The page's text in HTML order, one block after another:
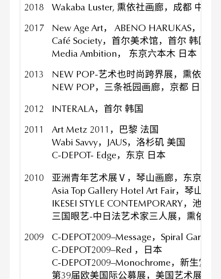
2018
Wakaba Luster, 熏依社画廊，成都 中国
2017
New Age Art， ABENO HARUKAS，大
Café Society，首尔美术馆，首尔 韩国
Media Ambition， 东京六本木 日本
2013
NEW POP-艺术也时尚跨界展，熏依社
NEW POP，三条祗园画廊，京都 日本
2012
INTERALA，首尔 韩国
2011
Art Metz 2011，巴黎 法国
Wabi Savvy，JAUS，洛杉矶 美国
C-DEPOT- Edge，东京 日本
2010
亚洲青年艺术展Ⅴ，琴山画廊，东京 日
Asia Top Gallery Hotel Art Fair，琴山画
IKESEI STYLE CONTEMPORARY，池
三国眼艺-中日法艺术家三人展，熏依社
2009
C-DEPOT2009–Message，Spiral
C-DEPOT2009–Red ，日本
C-DEPOT2009–Monochrome，新生堂
第39届欧美国际公募展，美国艺术展